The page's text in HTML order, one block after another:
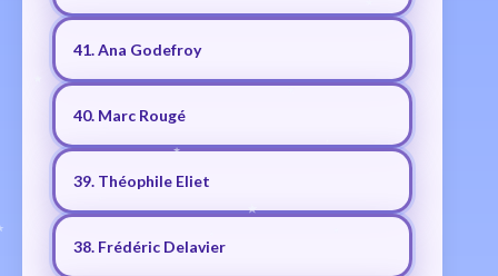
41. Ana Godefroy
40. Marc Rougé
39. Théophile Eliet
38. Frédéric Delavier